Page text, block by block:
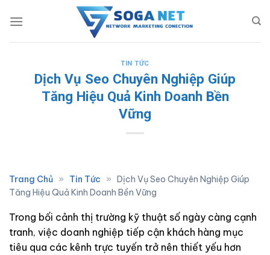
TIN TỨC
Dịch Vụ Seo Chuyên Nghiệp Giúp
Tăng Hiệu Quả Kinh Doanh Bền
Vững
Trang Chủ » Tin Tức » Dịch Vụ Seo Chuyên Nghiệp Giúp
Tăng Hiệu Quả Kinh Doanh Bền Vững
Trong bối cảnh thị trường kỹ thuật số ngày càng cạnh
tranh, việc doanh nghiệp tiếp cận khách hàng mục
tiêu qua các kênh trực tuyến trở nên thiết yếu hơn